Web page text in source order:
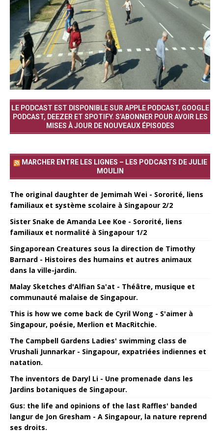
LE PODCAST EST DISPONIBLE SUR APPLE PODCAST, GOOGLE
PODCAST, DEEZER ET SPOTIFY. S’ABONNER POUR AVOIR LES
MISES À JOUR DE NOUVEAUX ÉPISODES
MARCHER ENTRE LES LIGNES – LES PODCASTS DE JULIE
MOULIN
The original daughter de Jemimah Wei - Sororité, liens
familiaux et système scolaire à Singapour 2/2
Sister Snake de Amanda Lee Koe - Sororité, liens
familiaux et normalité à Singapour 1/2
Singaporean Creatures sous la direction de Timothy
Barnard - Histoires des humains et autres animaux
dans la ville-jardin.
Malay Sketches d'Alfian Sa'at - Théâtre, musique et
communauté malaise de Singapour.
This is how we come back de Cyril Wong - S'aimer à
Singapour, poésie, Merlion et MacRitchie.
The Campbell Gardens Ladies' swimming class de
Vrushali Junnarkar - Singapour, expatriées indiennes et
natation.
The inventors de Daryl Li - Une promenade dans les
Jardins botaniques de Singapour.
Gus: the life and opinions of the last Raffles' banded
langur de Jon Gresham - A Singapour, la nature reprend
ses droits.